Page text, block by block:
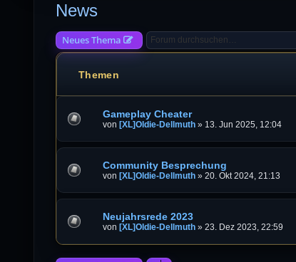
News
Neues Thema
Themen
Gameplay Cheater
von[XL]Oldie-Dellmuth » 13. Jun 2025, 12:04
Community Besprechung
von[XL]Oldie-Dellmuth »20. Okt 2024, 21:13
Neujahrsrede 2023
von[XL]Oldie-Dellmuth »23. Dez 2023, 22:59